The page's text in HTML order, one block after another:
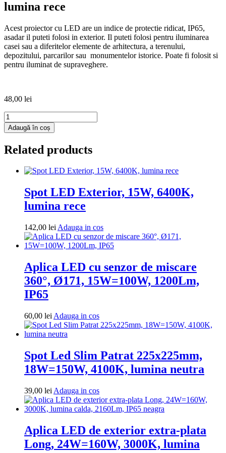
lumina rece
Acest proiector cu LED are un indice de protectie ridicat, IP65,
asadar il puteti folosi in exterior. Il puteti folosi pentru iluminarea
casei sau a diferitelor elemente de arhitectura, a terenului,
depozitului, parcarilor sau monumentelor istorice. Poate fi folosit si
pentru iluminat de supraveghere.
48,00 lei
Cantitate
Proiector
SMD
20W=100W,
lumina
Adaugă în coș
Related products
Spot LED Exterior, 15W, 6400K,
lumina rece
142,00 lei Adauga in cosAdauga
in
cos
Aplica LED cu senzor de miscare
360°, Ø171, 15W=100W, 1200Lm,
IP65
60,00 lei Adauga in cosAdauga
in
Spot Led Slim Patrat 225x225mm,
18W=150W, 4100K, lumina neutra
39,00 lei Adauga in cosAdauga
in
cos
Aplica LED de exterior extra-plata
Long, 24W=160W, 3000K, lumina